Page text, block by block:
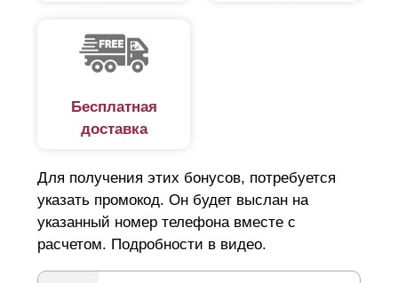
Бесплатная
доставка
Для получения этих бонусов, потребуется
указать промокод. Он будет выслан на
указанный номер телефона вместе с
расчетом. Подробности в видео.